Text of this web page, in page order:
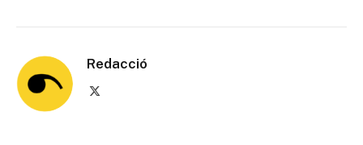
Redacció